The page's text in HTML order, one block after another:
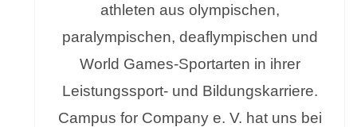
athleten aus olympischen,
paralympischen, deaflympischen und
World Games-Sportarten in ihrer
Leistungssport- und Bildungskarriere.
Campus for Company e. V. hat uns bei